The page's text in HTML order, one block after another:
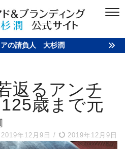
アの請負人 大杉潤
返るアンチ
歳まで元
2019年12月9日 / 2019年12月9日